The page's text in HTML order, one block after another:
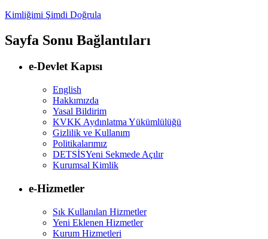
Kimliğimi Şimdi Doğrula
Sayfa Sonu Bağlantıları
e-Devlet Kapısı
English
Hakkımızda
Yasal Bildirim
KVKK Aydınlatma Yükümlülüğü
Gizlilik ve Kullanım
Politikalarımız
DETSİSYeni Sekmede Açılır
Kurumsal Kimlik
e-Hizmetler
Sık Kullanılan Hizmetler
Yeni Eklenen Hizmetler
Kurum Hizmetleri